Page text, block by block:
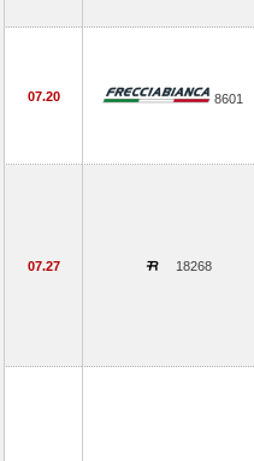
07.20 8601
07.27 18268